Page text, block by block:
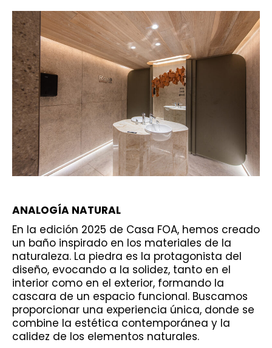
ANALOGÍA NATURAL
En la edición 2025 de Casa FOA, hemos creado
un baño inspirado en los materiales de la
naturaleza. La piedra es la protagonista del
diseño, evocando a la solidez, tanto en el
interior como en el exterior, formando la
cascara de un espacio funcional. Buscamos
proporcionar una experiencia única, donde se
combine la estética contemporánea y la
calidez de los elementos naturales.